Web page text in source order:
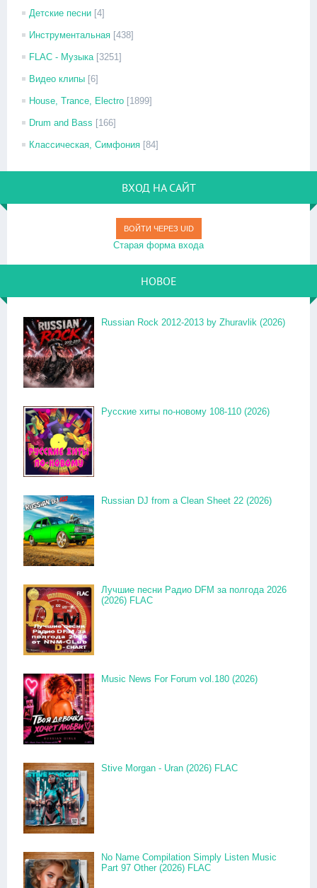
Детские песни [4]
Инструментальная [438]
FLAC - Музыка [3251]
Видео клипы [6]
House, Trance, Electro [1899]
Drum and Bass [166]
Классическая, Симфония [84]
ВХОД НА САЙТ
ВОЙТИ ЧЕРЕЗ UID
Старая форма входа
НОВОЕ
Russian Rock 2012-2013 by Zhuravlik (2026)
Русские хиты по-новому 108-110 (2026)
Russian DJ from a Clean Sheet 22 (2026)
Лучшие песни Радио DFM за полгода 2026
(2026) FLAC
Music News For Forum vol.180 (2026)
Stive Morgan - Uran (2026) FLAC
No Name Compilation Simply Listen Music
Part 97 Other (2026) FLAC